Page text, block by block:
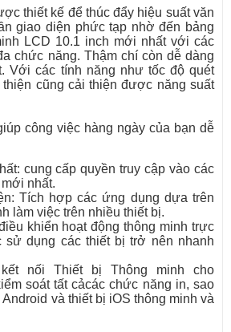
thiết kế để thúc đẩy hiệu suất văn
giao diện phức tạp nhờ đến bảng
LCD 10.1 inch mới nhất với các
chức năng. Thậm chí còn dễ dàng
Với các tính năng như tốc độ quét
cũng cải thiện được năng suất
công việc hàng ngày của bạn dễ
cung cấp quyền truy cập vào các
nhất.
Tích hợp các ứng dụng dựa trên
làm việc trên nhiều thiết bị.
khiển hoạt động thông minh trực
sử dụng các thiết bị trở nên nhanh
nối Thiết bị Thông minh cho
soát tất cảcác chức năng in, sao
và thiết bị iOS thông minh và